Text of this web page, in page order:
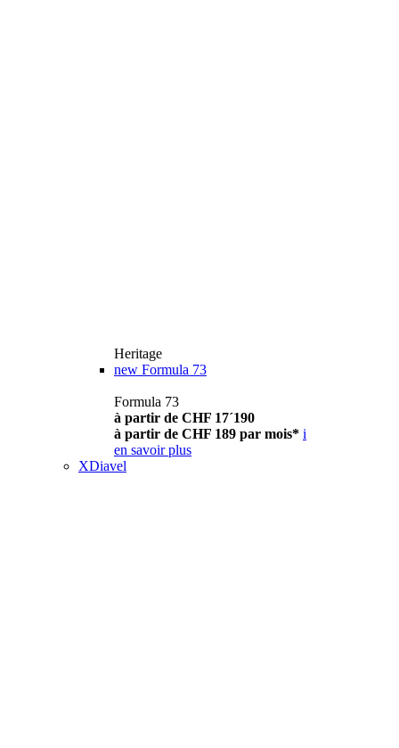
Heritage
new Formula 73
Formula 73
à partir de CHF 17´190
à partir de CHF 189 par mois* i
en savoir plus
XDiavel